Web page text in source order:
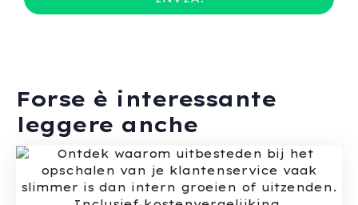
Forse è interessante
leggere anche